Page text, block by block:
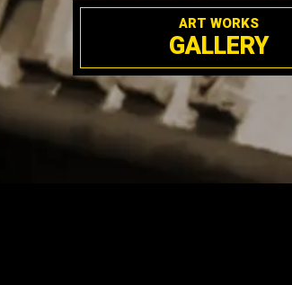
ART WORKS
GALLERY